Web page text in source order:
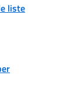
liste